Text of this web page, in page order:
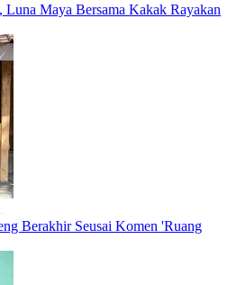
Luna Maya Bersama Kakak Rayakan
Berakhir Seusai Komen 'Ruang